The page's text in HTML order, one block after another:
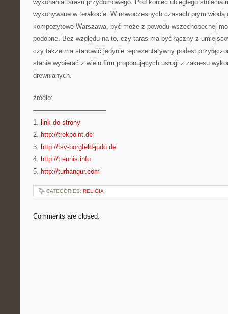
wykonania tarasu przydomowego. Pod koniec ubiegłego stulecia
wykonywane w terakocie. W nowoczesnych czasach prym wiodą
kompozytowe Warszawa, być może z powodu wszechobecnej
podobne. Bez względu na to, czy taras ma być łączny z
czy także ma stanowić jedynie reprezentatywny podest
stanie wybierać z wielu firm proponujących usługi z zakresu
drewnianych.
źródło:
———————————
1. link do strony
2. http://trekpoint.de
3. http://tsv-borgfeld-judo.de
4. http://ttennis.info
5. http://turhangur.com
CATEGORIES: RELIGIA
Comments are closed.